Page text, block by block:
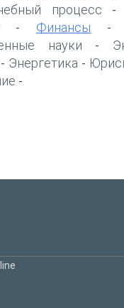
процесс -
- Финансы -
науки -
- Энергетика -
-